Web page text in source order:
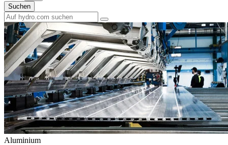
Suchen
Aluminium